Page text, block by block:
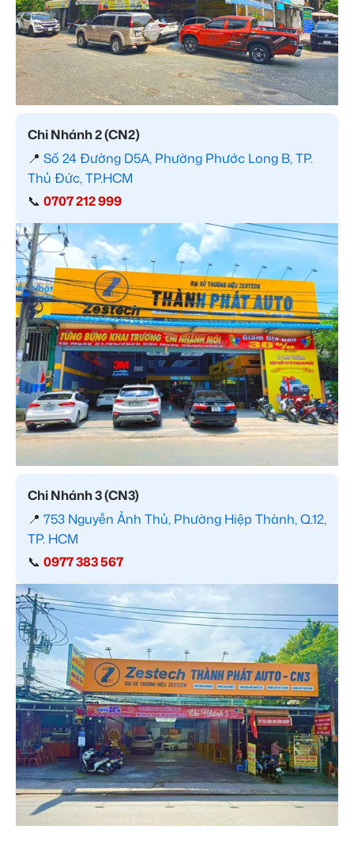
Chi Nhánh 2 (CN2)
📍 Số 24 Đường D5A, Phường Phước Long B, TP.
Thủ Đức, TP.HCM
📞 0707 212 999
Chi Nhánh 3 (CN3)
📍 753 Nguyễn Ảnh Thủ, Phường Hiệp Thành, Q.12,
TP. HCM
📞 0977 383 567